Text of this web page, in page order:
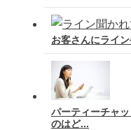
お客さんにライ
パーティーチャ
のはど...